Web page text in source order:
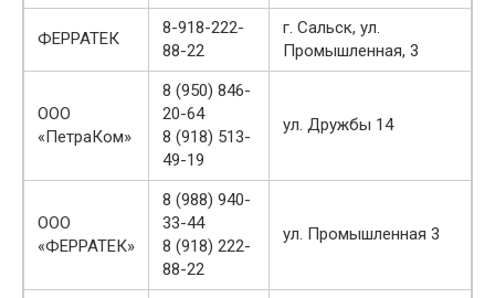
ФЕРРАТЕК
8-918-222-
88-22
г. Сальск, ул.
Промышленная, 3
ООО
«ПетраКом»
8 (950) 846-
20-64
8 (918) 513-
49-19
ул. Дружбы 14
ООО
«ФЕРРАТЕК»
8 (988) 940-
33-44
8 (918) 222-
88-22
ул. Промышленная 3